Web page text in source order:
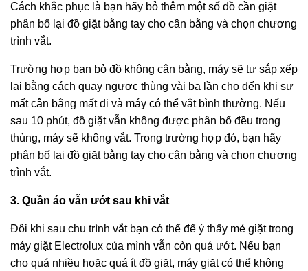
Cách khắc phục là bạn hãy bỏ thêm một số đồ cần giặt
phân bố lại đồ giặt bằng tay cho cân bằng và chọn chương
trình vắt.
Trường hợp bạn bỏ đồ không cân bằng, máy sẽ tự sắp xếp
lại bằng cách quay ngược thùng vài ba lần cho đến khi sự
mất cân bằng mất đi và máy có thể vắt bình thường. Nếu
sau 10 phút, đồ giặt vẫn không được phân bố đều trong
thùng, máy sẽ không vắt. Trong trường hợp đó, bạn hãy
phân bố lại đồ giặt bằng tay cho cân bằng và chọn chương
trình vắt.
3. Quần áo vẫn ướt sau khi vắt
Đôi khi sau chu trình vắt bạn có thể để ý thấy mẻ giặt trong
máy giặt Electrolux của mình vẫn còn quá ướt. Nếu bạn
cho quá nhiều hoặc quá ít đồ giặt, máy giặt có thể không